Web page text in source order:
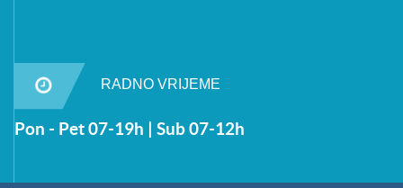
RADNO VRIJEME
Pon - Pet 07-19h | Sub 07-12h